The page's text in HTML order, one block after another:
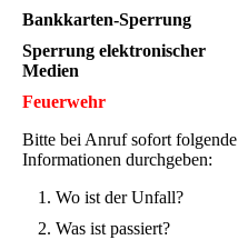
Bankkarten-Sperrung
Sperrung elektronischer
Medien
Feuerwehr
Bitte bei Anruf sofort folgende
Informationen durchgeben:
Wo ist der Unfall?
Was ist passiert?